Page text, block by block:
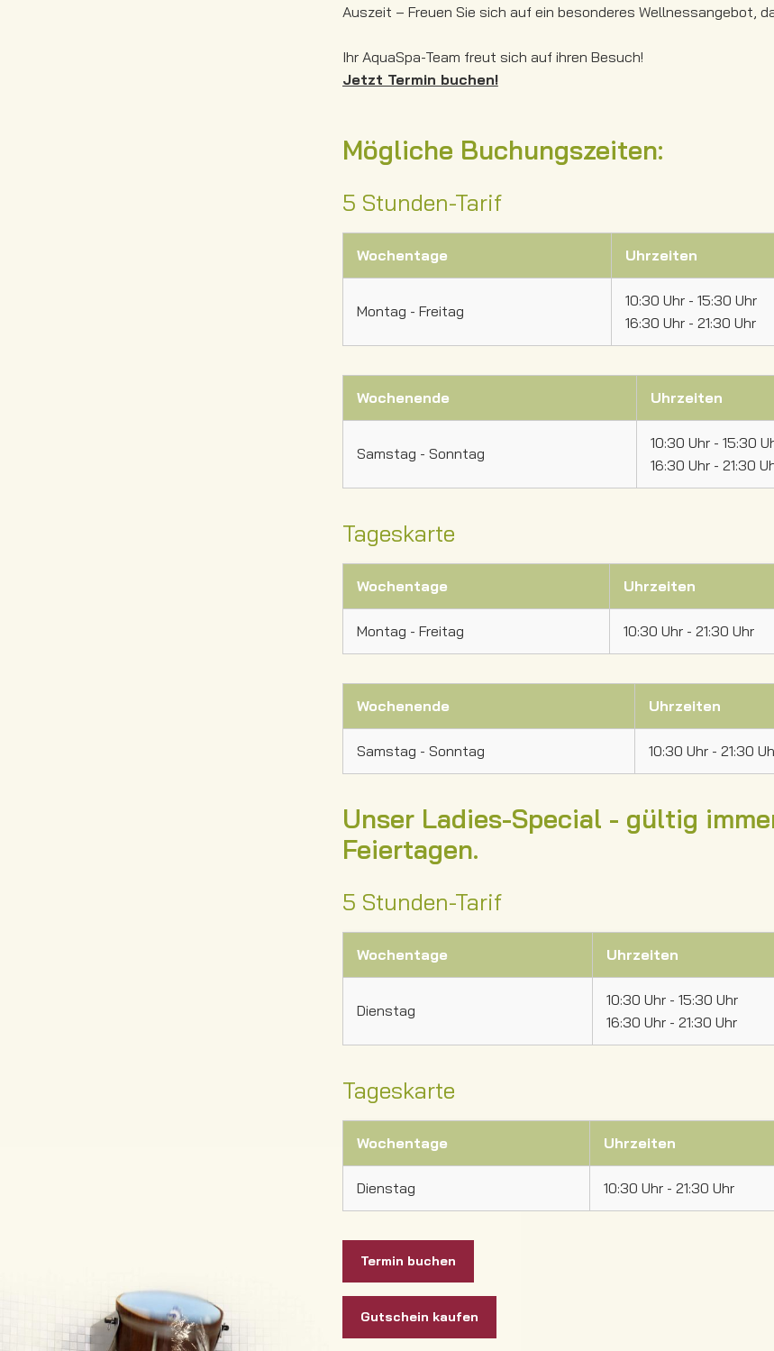
Auszeit – Freuen Sie sich auf ein besonderes Wellnessangebot,
Ihr AquaSpa-Team freut sich auf ihren Besuch!
Jetzt Termin buchen!
Mögliche Buchungszeiten:
5 Stunden-Tarif
Wochentage Uhrzeiten
Montag - Freitag
10:30 Uhr - 15:30 Uhr
16:30 Uhr - 21:30 Uhr
Wochenende Uhrzeiten
Samstag - Sonntag
10:30 Uhr - 15:30
16:30 Uhr - 21:30
Tageskarte
Wochentage Uhrzeiten
Montag - Freitag 10:30 Uhr - 21:30 Uhr
Wochenende Uhrzeiten
Samstag - Sonntag 10:30 Uhr - 21:30
Unser Ladies-Special - gültig
Feiertagen.
5 Stunden-Tarif
Wochentage Uhrzeiten
Dienstag
10:30 Uhr - 15:30 Uhr
16:30 Uhr - 21:30 Uhr
Tageskarte
Wochentage Uhrzeiten
Dienstag 10:30 Uhr - 21:30 Uhr
Termin buchen
Gutschein kaufen